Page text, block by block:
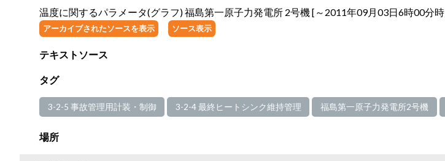
温度に関するパラメータ(グラフ) 福島第一原子力発電所 2号機 [～2011年09月03日6時00分
アーカイブされたソースを表示 ソース表示
テキストソース
タグ
3-2-5 事故管理用計装・制御 3-2-4 最終ヒートシンク維持管理 福島第一原子力発電所2号機
場所